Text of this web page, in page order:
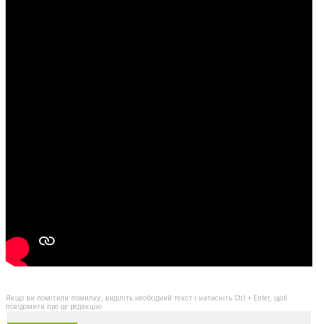
Якщо ви помітили помилку, виділіть необхідний текст і натисніть Ctrl + Enter, щоб
повідомити про це редакцію